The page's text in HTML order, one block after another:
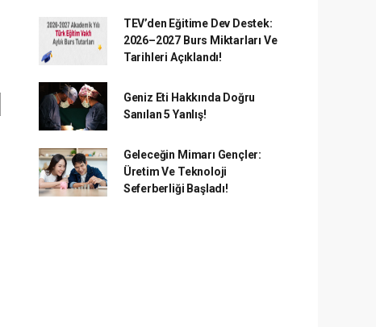
TEV’den Eğitime Dev Destek:
2026–2027 Burs Miktarları Ve
Tarihleri Açıklandı!
Geniz Eti Hakkında Doğru
Sanılan 5 Yanlış!
Geleceğin Mimarı Gençler:
Üretim Ve Teknoloji
Seferberliği Başladı!